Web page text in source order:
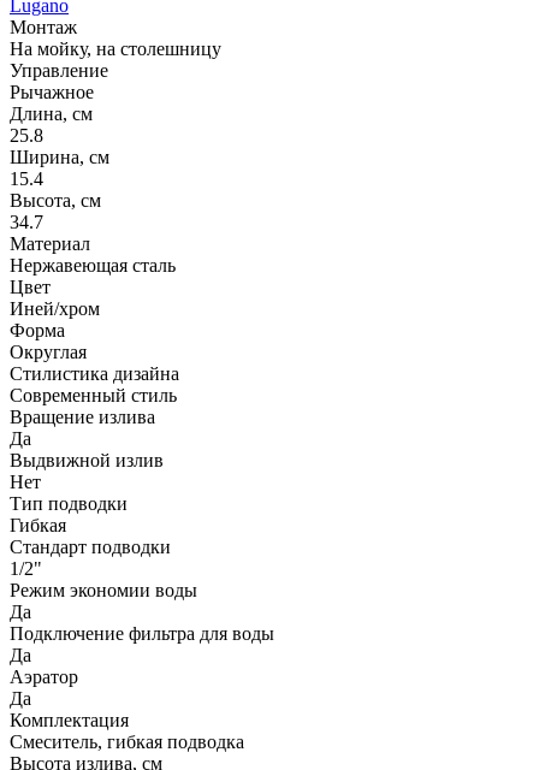
Lugano
Монтаж
На мойку, на столешницу
Управление
Рычажное
Длина, см
25.8
Ширина, см
15.4
Высота, см
34.7
Материал
Нержавеющая сталь
Цвет
Иней/хром
Форма
Округлая
Стилистика дизайна
Современный стиль
Вращение излива
Да
Выдвижной излив
Нет
Тип подводки
Гибкая
Стандарт подводки
1/2"
Режим экономии воды
Да
Подключение фильтра для воды
Да
Аэратор
Да
Комплектация
Смеситель, гибкая подводка
Высота излива, см